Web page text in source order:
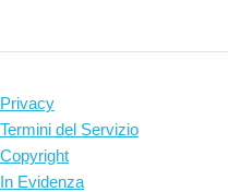
Privacy
Termini del Servizio
Copyright
In Evidenza